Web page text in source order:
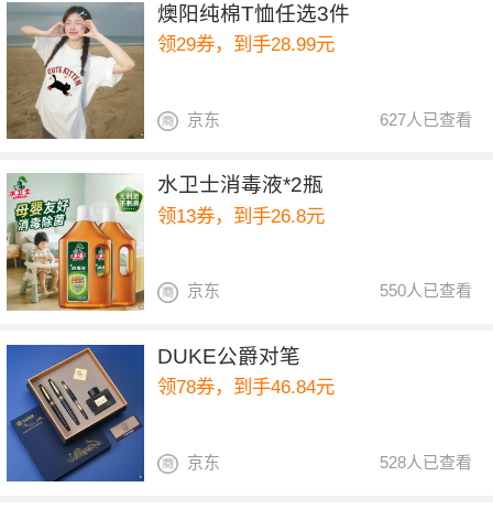
燠阳纯棉T恤任选3件
领29券，到手28.99元
627人已查看
京东
水卫士消毒液*2瓶
领13券，到手26.8元
550人已查看
京东
DUKE公爵对笔
领78券，到手46.84元
528人已查看
京东